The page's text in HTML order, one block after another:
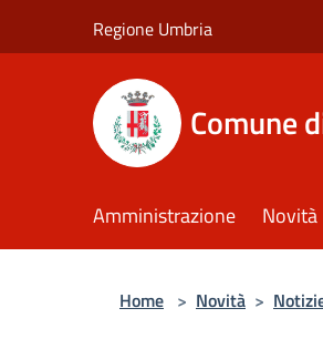
Regione Umbria
Comune
Amministrazione Novità
Home > Novità >